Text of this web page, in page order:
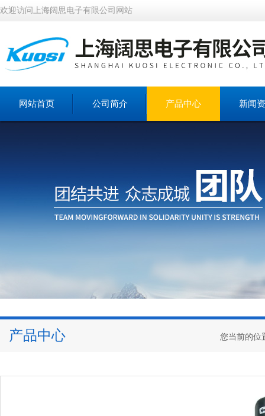
欢迎访问上海阔思电子有限公司网站
网站首页 公司简介 产品中心 新闻
产品中心 您当前的位